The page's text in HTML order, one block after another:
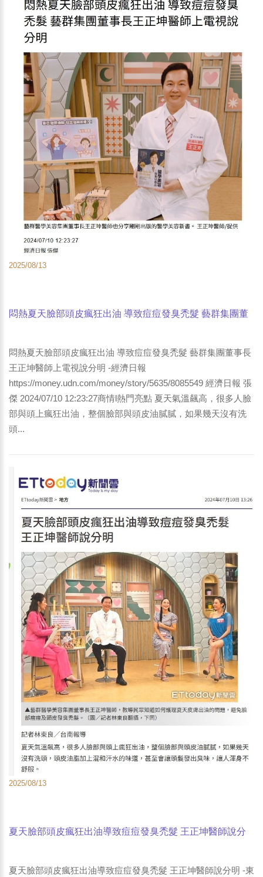
2025/08/13
悶熱夏天臉部頭皮瘋狂出油 導致痘痘發臭禿髮 藝群集團董
悶熱夏天臉部頭皮瘋狂出油 導致痘痘發臭禿髮 藝群集團董事長
王正坤醫師上電視說分明 -經濟日報
https://money.udn.com/money/story/5635/8085549 經濟日報 張
傑 2024/07/10 12:23:27商情l熱門亮點 夏天氣溫飆高，很多人臉
部與頭上瘋狂出油，整個臉部與頭皮油膩膩，如果幾天沒有洗
頭...
2025/08/13
夏天臉部頭皮瘋狂出油導致痘痘發臭禿髮 王正坤醫師說分
夏天臉部頭皮瘋狂出油導致痘痘發臭禿髮 王正坤醫師說分明 -東